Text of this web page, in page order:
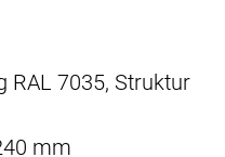
RAL 7035, Struktur
mm